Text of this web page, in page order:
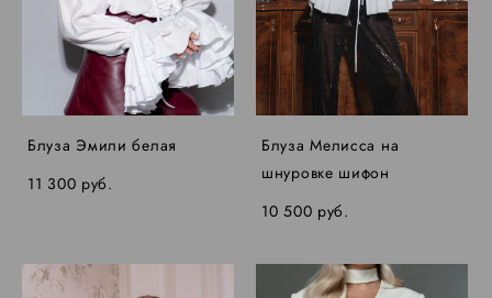
Блуза Эмили белая
11 300 pуб.
Блуза Мелисса на
шнуровке шифон
10 500 pуб.